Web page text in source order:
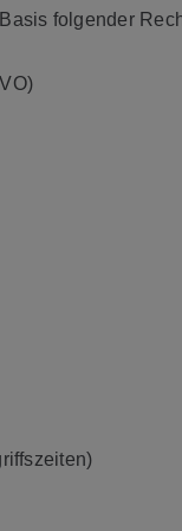
folgender